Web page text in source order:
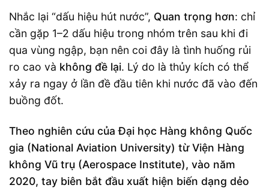
Nhắc lại “dấu hiệu hút nước”, Quan trọng hơn: chỉ
cần gặp 1–2 dấu hiệu trong nhóm trên sau khi đi
qua vùng ngập, bạn nên coi đây là tình huống rủi
ro cao và không đề lại. Lý do là thủy kích có thể
xảy ra ngay ở lần đề đầu tiên khi nước đã vào đến
buồng đốt.
Theo nghiên cứu của Đại học Hàng không Quốc
gia (National Aviation University) từ Viện Hàng
không Vũ trụ (Aerospace Institute), vào năm
2020, tay biên bắt đầu xuất hiện biến dạng dẻo